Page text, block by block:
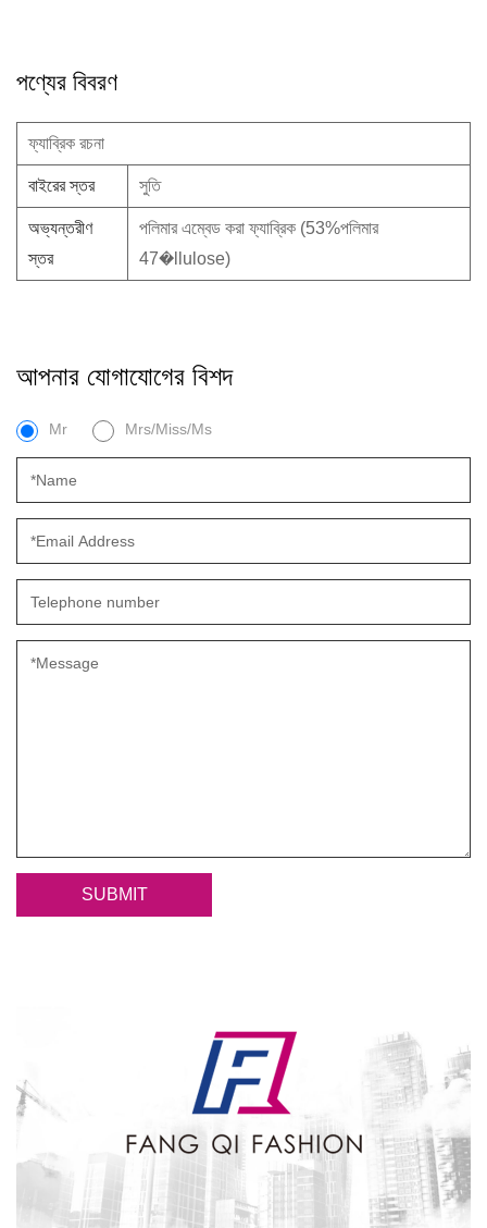
পণ্যের বিবরণ
ফ্যাব্রিক রচনা
বাইরের স্তর সুতি
অভ্যন্তরীণ
স্তর
পলিমার এম্বেড করা ফ্যাব্রিক (53%পলিমার
47�llulose)
আপনার যোগাযোগের বিশদ
Mr Mrs/Miss/Ms